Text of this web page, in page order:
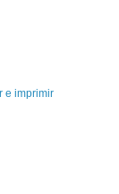
e imprimir